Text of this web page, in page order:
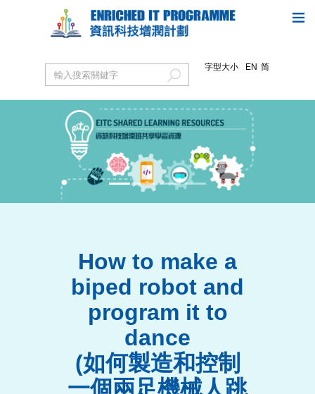
字型大小 EN 简
Previous Next
How to make a
biped robot and
program it to
dance
(如何製造和控制
一個兩足機械人跳